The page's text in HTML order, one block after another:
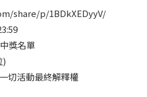
share/p/1BDkXEDyyV/
獎名單
)
切活動最終解釋權